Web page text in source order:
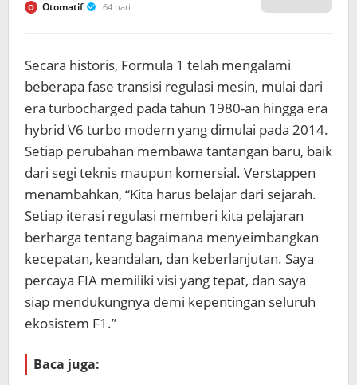
O Otomatif 64 hari
Secara historis, Formula 1 telah mengalami
beberapa fase transisi regulasi mesin, mulai dari
era turbocharged pada tahun 1980-an hingga era
hybrid V6 turbo modern yang dimulai pada 2014.
Setiap perubahan membawa tantangan baru, baik
dari segi teknis maupun komersial. Verstappen
menambahkan, “Kita harus belajar dari sejarah.
Setiap iterasi regulasi memberi kita pelajaran
berharga tentang bagaimana menyeimbangkan
kecepatan, keandalan, dan keberlanjutan. Saya
percaya FIA memiliki visi yang tepat, dan saya
siap mendukungnya demi kepentingan seluruh
ekosistem F1.”
Baca juga: